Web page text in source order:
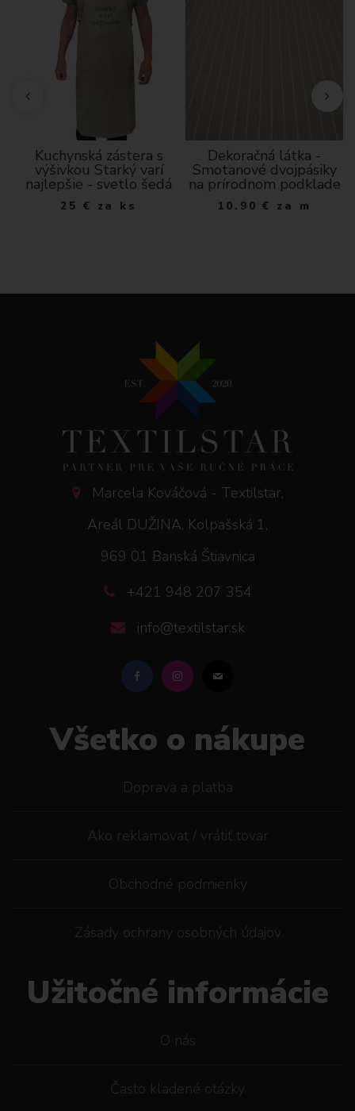
Kuchynská zástera s
výšivkou Starký varí
najlepšie - svetlo šedá
25 € za ks
Dekoračná látka -
Smotanové dvojpásiky
na prírodnom podklade
10.90 € za m
Marcela Kováčová - Textilstar,
Areál DUŽINA, Kolpašská 1,
969 01 Banská Štiavnica
+421 948 207 354
info@textilstar.sk
Všetko o nákupe
Doprava a platba
Ako reklamovat / vrátiť tovar
Obchodné podmienky
Zásady ochrany osobných údajov
Užitočné informácie
O nás
Často kladené otázky